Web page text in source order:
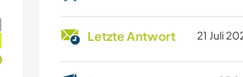
Letzte Antwort 21 Juli